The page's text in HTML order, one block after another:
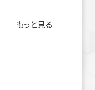
もっと見る